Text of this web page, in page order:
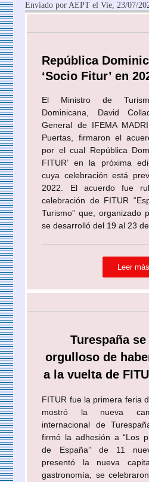
Enviado porAEPT el Vie, 23/07/
República
‘Socio Fitur’ en
El Ministro de
Dominicana, David
General de IFEMA
Puertas, firmaron el
por el cual República
FITUR’ en la próxima
cuya celebración está
2022. El acuerdo fue
celebración de FITUR
Turismo” que, organizado
se desarrolló del 19 al 23
Leer más
Turespaña
orgulloso de
a la vuelta de
FITUR fue la primera feria
mostró la nueva
internacional de
firmó la adhesión a “Los
de España” de 11
presentó la nueva
gastronomía, se